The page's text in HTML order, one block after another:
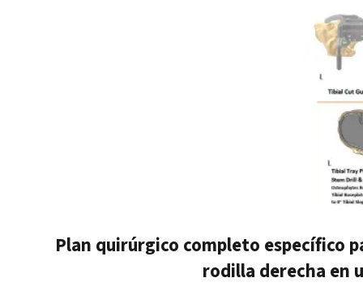
Plan quirúrgico completo específico
rodilla derecha en